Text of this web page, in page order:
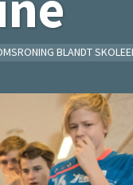
BLANDT